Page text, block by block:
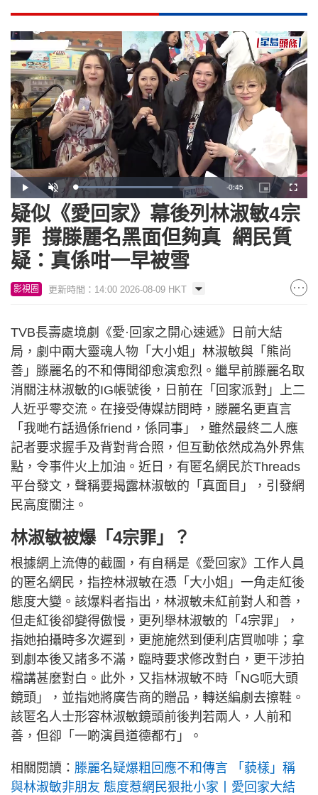
Play Unmute Loaded:
71.14%
Remaining
Time
-0:45
Picture-
in-
Picture
疑似《愛回家》幕後列林淑敏4宗
罪 撐滕麗名黑面但夠真 網民質
疑：真係咁一早被雪
影視圈 更新時間：14:00 2026-08-09 HKT
TVB長壽處境劇《愛·回家之開心速遞》日前大結
局，劇中兩大靈魂人物「大小姐」林淑敏與「熊尚
善」滕麗名的不和傳聞卻愈演愈烈。繼早前滕麗名取
消關注林淑敏的IG帳號後，日前在「回家派對」上二
人近乎零交流。在接受傳媒訪問時，滕麗名更直言
「我哋冇話過係friend，係同事」，雖然最終二人應
記者要求握手及背對背合照，但互動依然成為外界焦
點，令事件火上加油。近日，有匿名網民於Threads
平台發文，聲稱要揭露林淑敏的「真面目」，引發網
民高度關注。
林淑敏被爆「4宗罪」？
根據網上流傳的截圖，有自稱是《愛回家》工作人員
的匿名網民，指控林淑敏在憑「大小姐」一角走紅後
態度大變。該爆料者指出，林淑敏未紅前對人和善，
但走紅後卻變得傲慢，更列舉林淑敏的「4宗罪」，
指她拍攝時多次遲到，更施施然到便利店買咖啡；拿
到劇本後又諸多不滿，臨時要求修改對白，更干涉拍
檔講甚麼對白。此外，又指林淑敏不時「NG呃大頭
鏡頭」，並指她將廣告商的贈品，轉送編劇去擦鞋。
該匿名人士形容林淑敏鏡頭前後判若兩人，人前和
善，但卻「一啲演員道德都冇」。
相關閱讀： 滕麗名疑爆粗回應不和傳言 「藐樣」稱
與林淑敏非朋友 態度惹網民狠批小家丨愛回家大結